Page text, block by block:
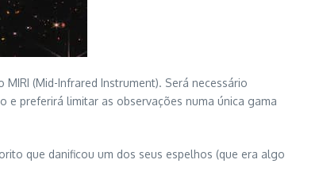
(Mid-Infrared Instrument). Será necessário
e preferirá limitar as observações numa única gama
que danificou um dos seus espelhos (que era algo